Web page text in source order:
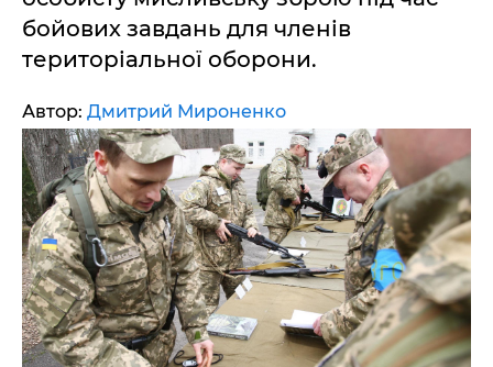
бойових завдань для членів
територіальної оборони.
Автор: Дмитрий Мироненко